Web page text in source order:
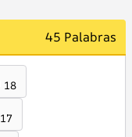
45 Palabras
18
17